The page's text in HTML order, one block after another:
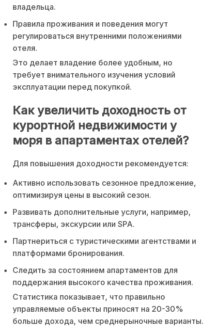
владельца.
Правила проживания и поведения могут
регулироваться внутренними положениями
отеля.
Это делает владение более удобным, но
требует внимательного изучения условий
эксплуатации перед покупкой.
Как увеличить доходность от
курортной недвижимости у
моря в апартаментах отелей?
Для повышения доходности рекомендуется:
Активно использовать сезонное предложение,
оптимизируя цены в высокий сезон.
Развивать дополнительные услуги, например,
трансферы, экскурсии или SPA.
Партнериться с туристическими агентствами и
платформами бронирования.
Следить за состоянием апартаментов для
поддержания высокого качества проживания.
Статистика показывает, что правильно
управляемые объекты приносят на 20-30%
больше дохода, чем среднерыночные варианты.